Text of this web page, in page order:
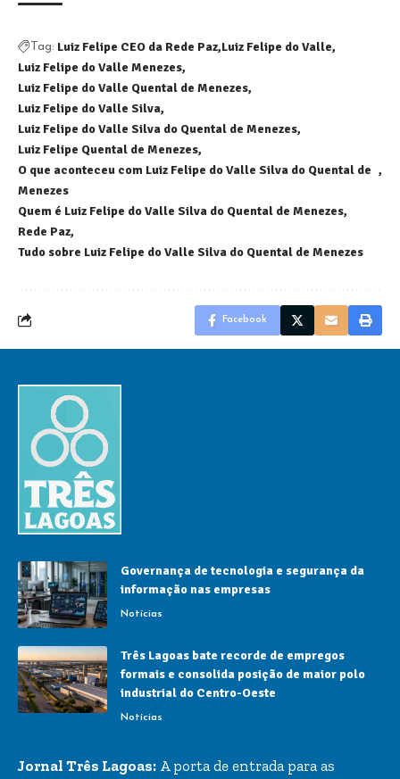
Tag: Luiz Felipe CEO da Rede Paz Luiz Felipe do Valle
Luiz Felipe do Valle Menezes
Luiz Felipe do Valle Quental de Menezes
Luiz Felipe do Valle Silva
Luiz Felipe do Valle Silva do Quental de Menezes
Luiz Felipe Quental de Menezes
O que aconteceu com Luiz Felipe do Valle Silva do Quental de
Menezes
Quem é Luiz Felipe do Valle Silva do Quental de Menezes
Rede Paz
Tudo sobre Luiz Felipe do Valle Silva do Quental de Menezes
Facebook
Governança de tecnologia e segurança da
informação nas empresas
Notícias
Três Lagoas bate recorde de empregos
formais e consolida posição de maior polo
industrial do Centro-Oeste
Notícias
Jornal Três Lagoas: A porta de entrada para as